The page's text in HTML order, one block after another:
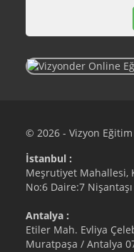
© 2026 - Vizyon Eğitim
İstanbul :
Meşrutiyet Mahallesi,
No:6 Daire:7
Antalya :
Etiler Mah. Evliya
Muratpaşa / Antalya